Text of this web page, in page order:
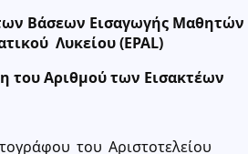
Βάσεων Εισαγωγής Μαθητών
Λυκείου (EPAL)
του Αριθμού των Εισακτέων
του Αριστοτελείου